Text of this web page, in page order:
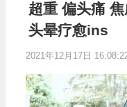
超重 偏头痛
头晕疗愈ins
2021年12月17日